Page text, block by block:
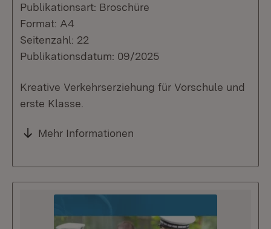
Publikationsart: Broschüre
Format: A4
Seitenzahl: 22
Publikationsdatum: 09/2025
Kreative Verkehrserziehung für Vorschule und
erste Klasse.
Mehr Informationen